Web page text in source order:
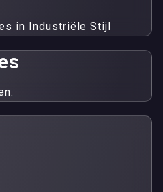
in Industriële Stijl